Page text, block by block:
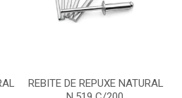
REBITE DE REPUXE NATURAL